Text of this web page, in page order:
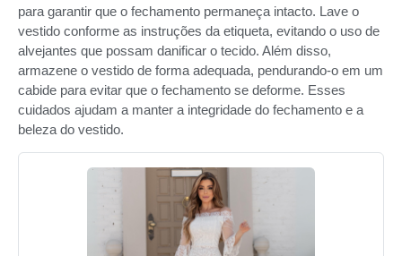
para garantir que o fechamento permaneça intacto. Lave o
vestido conforme as instruções da etiqueta, evitando o uso de
alvejantes que possam danificar o tecido. Além disso,
armazene o vestido de forma adequada, pendurando-o em um
cabide para evitar que o fechamento se deforme. Esses
cuidados ajudam a manter a integridade do fechamento e a
beleza do vestido.